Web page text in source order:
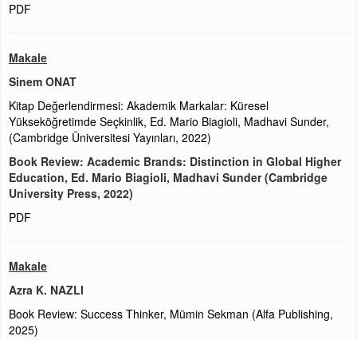
PDF
Makale
Sinem ONAT
Kitap Değerlendirmesi: Akademik Markalar: Küresel
Yükseköğretimde Seçkinlik, Ed. Mario Biagioli, Madhavi Sunder,
(Cambridge Üniversitesi Yayınları, 2022)
Book Review: Academic Brands: Distinction in Global Higher
Education, Ed. Mario Biagioli, Madhavi Sunder (Cambridge
University Press, 2022)
PDF
Makale
Azra K. NAZLI
Book Review: Success Thinker, Mümin Sekman (Alfa Publishing,
2025)